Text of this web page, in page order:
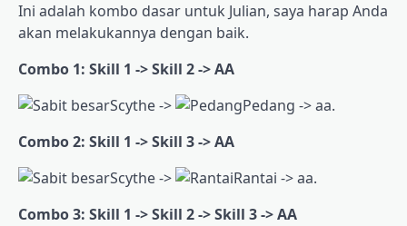
Ini adalah kombo dasar untuk Julian, saya harap Anda
akan melakukannya dengan baik.
Combo 1: Skill 1 -> Skill 2 -> AA
Scythe ->
Pedang -> aa.
Combo 2: Skill 1 -> Skill 3 -> AA
Scythe ->
Rantai -> aa.
Combo 3: Skill 1 -> Skill 2 -> Skill 3 -> AA